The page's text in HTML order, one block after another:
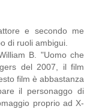
e secondo me
di ruoli ambigui.
B. "Uomo che
del 2007, il film
film è abbastanza
il personaggo di
proprio ad X-